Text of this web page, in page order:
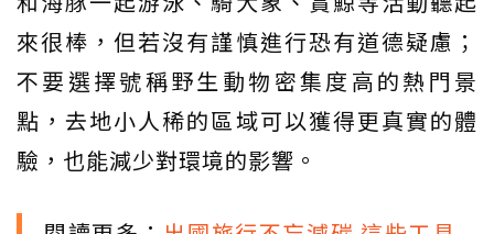
來很棒，但若沒有謹慎進行恐有道德疑慮；
不要選擇號稱野生動物密集度高的熱門景
點，去地小人稀的區域可以獲得更真實的體
驗，也能減少對環境的影響。